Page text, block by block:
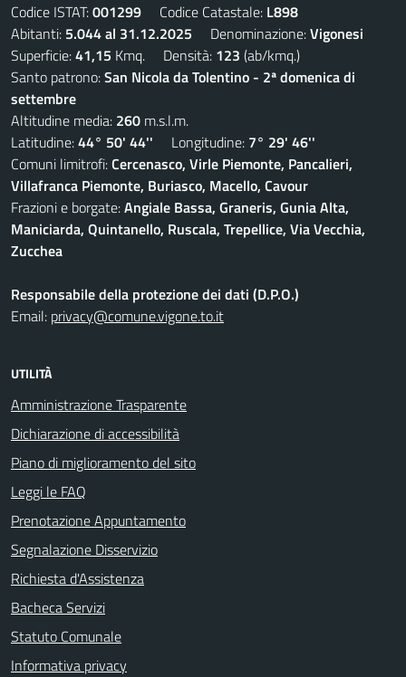
Codice ISTAT:001299 Codice Catastale: L898
Abitanti: 5.044 al 31.12.2025 Denominazione:Vigonesi
Superficie:41,15 Kmq. Densità: 123 (ab/kmq.)
Santo patrono:San Nicola da Tolentino - 2ª domenica di
settembre
Altitudine media: 260 m.s.l.m.
Latitudine:44° 50' 44'' Longitudine: 7° 29' 46''
Comuni limitrofi:Cercenasco, Virle Piemonte, Pancalieri,
Villafranca Piemonte, Buriasco, Macello, Cavour
Frazioni e borgate:Angiale Bassa, Graneris, Gunia Alta,
Maniciarda, Quintanello, Ruscala, Trepellice, Via Vecchia,
Zucchea
Responsabile della protezione dei dati (D.P.O.)
Email: privacy@comune.vigone.to.it
UTILITÀ
Amministrazione Trasparente
Dichiarazione di accessibilità
Piano di miglioramento del sito
Leggi le FAQ
Prenotazione Appuntamento
Segnalazione Disservizio
Richiesta d'Assistenza
Bacheca Servizi
Statuto Comunale
Informativa privacy